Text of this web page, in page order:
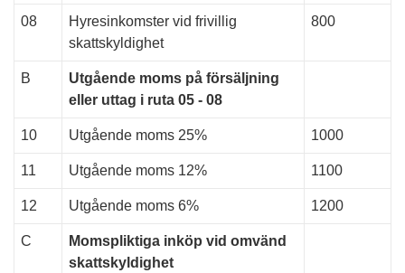
08
Hyresinkomster vid frivillig
skattskyldighet
800
B
Utgående moms på försäljning
eller uttag i ruta 05 - 08
10 Utgående moms 25% 1000
11 Utgående moms 12% 1100
12 Utgående moms 6% 1200
C
Momspliktiga inköp vid omvänd
skattskyldighet